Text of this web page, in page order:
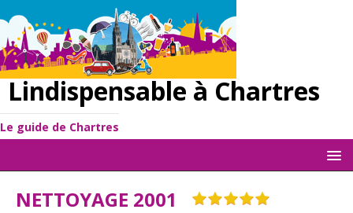
Lindispensable à Chartres
Le guide de Chartres
NETTOYAGE 2001